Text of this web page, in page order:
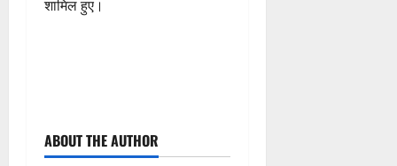
शामिल हुए।
o
ABOUT THE AUTHOR